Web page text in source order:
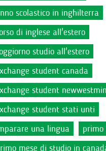
scolastico in inghilterra
di inglese all'estero
studio all'estero
student canada
student
student stati unti
una lingua
primo
mese di studio in